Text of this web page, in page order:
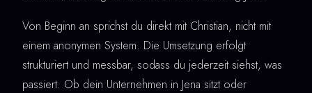
Von Beginn an sprichst du direkt mit Christian, nicht mit
einem anonymen System. Die Umsetzung erfolgt
strukturiert und messbar, sodass du jederzeit siehst, was
passiert. Ob dein Unternehmen in Jena sitzt oder